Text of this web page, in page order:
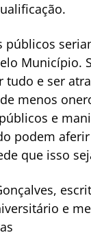
públicos
Município.
tudo e ser
menos
e
podem
que isso
e